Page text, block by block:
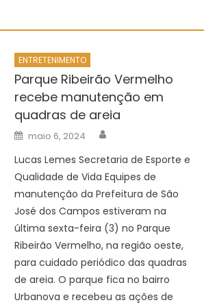
ENTRETENIMENTO
Parque Ribeirão Vermelho
recebe manutenção em
quadras de areia
Posted
on
maio 6, 2024
Lucas Lemes Secretaria de Esporte e
Qualidade de Vida Equipes de
manutenção da Prefeitura de São
José dos Campos estiveram na
última sexta-feira (3) no Parque
Ribeirão Vermelho, na região oeste,
para cuidado periódico das quadras
de areia. O parque fica no bairro
Urbanova e recebeu as ações de